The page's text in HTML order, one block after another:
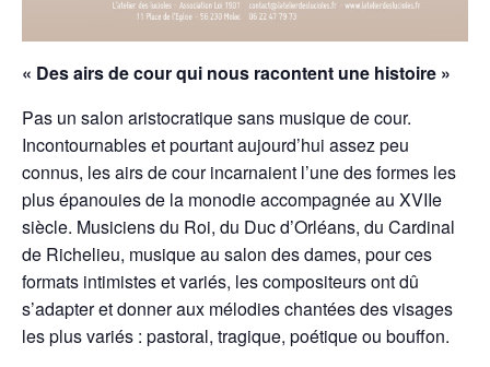
« Des airs de cour qui nous racontent une histoire »
Pas un salon aristocratique sans musique de cour.
Incontournables et pourtant aujourd’hui assez peu
connus, les airs de cour incarnaient l’une des formes les
plus épanouies de la monodie accompagnée au XVIIe
siècle. Musiciens du Roi, du Duc d’Orléans, du Cardinal
de Richelieu, musique au salon des dames, pour ces
formats intimistes et variés, les compositeurs ont dû
s’adapter et donner aux mélodies chantées des visages
les plus variés : pastoral, tragique, poétique ou bouffon.